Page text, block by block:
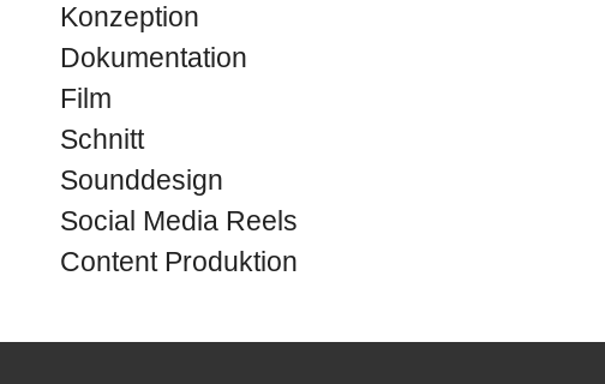
Konzeption
Dokumentation
Film
Schnitt
Sounddesign
Social Media Reels
Content Produktion